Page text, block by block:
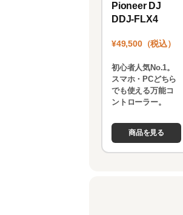
Pioneer DJ
DDJ-FLX4
¥49,500（税込）
初心者人気No.1。
スマホ・PCどちら
でも使える万能コ
ントローラー。
商品を見る